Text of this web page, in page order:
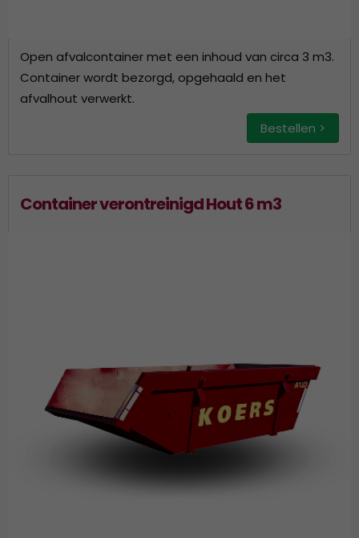
Open afvalcontainer met een inhoud van circa 3 m3.
Container wordt bezorgd, opgehaald en het
afvalhout verwerkt.
Bestellen >
Container verontreinigd Hout 6 m3